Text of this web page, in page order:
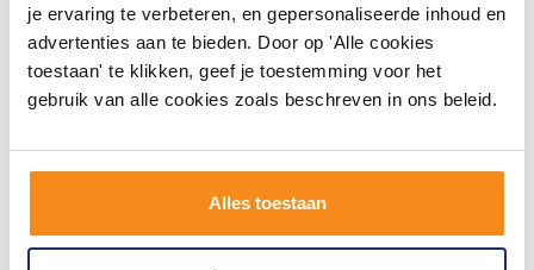
je ervaring te verbeteren, en gepersonaliseerde inhoud en
advertenties aan te bieden. Door op 'Alle cookies
toestaan' te klikken, geef je toestemming voor het
gebruik van alle cookies zoals beschreven in ons beleid.
Alles toestaan